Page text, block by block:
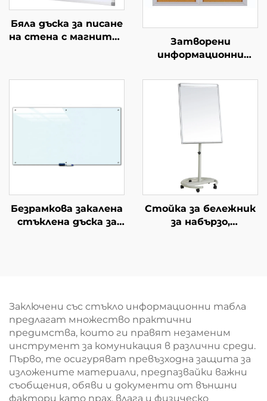
Бяла дъска за писане
на стена с магнитна
Затворени
информационни
Заключващи
информационни
табла Плътни
табла с врата с
ключ, вятър
непропускащи за
Безрамкова закалена
стъклена дъска за
белотабачна с опция
за OEM
Стойка за бележник
за набързо,
Заключени със стъкло информационни табла
предлагат множество практични
предимства, които ги правят незаменим
инструмент за комуникация в различни среди.
Първо, те осигуряват превъзходна защита за
изложените материали, предпазвайки важни
съобщения, обяви и документи от външни
фактори като прах, влага и физическо